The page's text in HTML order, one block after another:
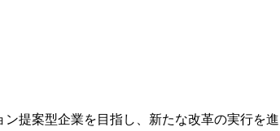
提案型企業を目指し、新たな改革の実行を進